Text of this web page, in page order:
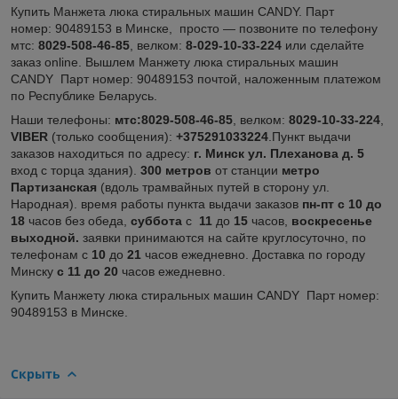
Купить Манжета люка стиральных машин CANDY. Парт
номер: 90489153 в Минске,
просто ― позвоните по телефону
мтс: 8029-508-46-85 , велком: 8-029-10-33-224 или сделайте
заказ online. Вышлем Манжету люка стиральных машин
CANDY Парт номер: 90489153 почтой, наложенным платежом
по Республике Беларусь.
Наши телефоны: мтс:8029-508-46-85 , велком: 8029-10-33-224
VIBER (только сообщения): +375291033224 .Пункт выдачи
заказов находиться по адресу: г. Минск ул. Плеханова д. 5
вход с торца здания). 300 метров от станции метро
Партизанская (вдоль трамвайных путей в сторону ул.
Народная). время работы пункта выдачи заказов пн-пт с 10 до
18 часов без обеда, суббота с 11 до 15 часов, воскресенье
выходной. заявки принимаются на сайте круглосуточно, по
телефонам с 10 до 21 часов ежедневно. Доставка по городу
Минску с 11 до 20 часов ежедневно.
Купить Манжету люка стиральных машин CANDY Парт номер:
90489153 в Минске.
Скрыть